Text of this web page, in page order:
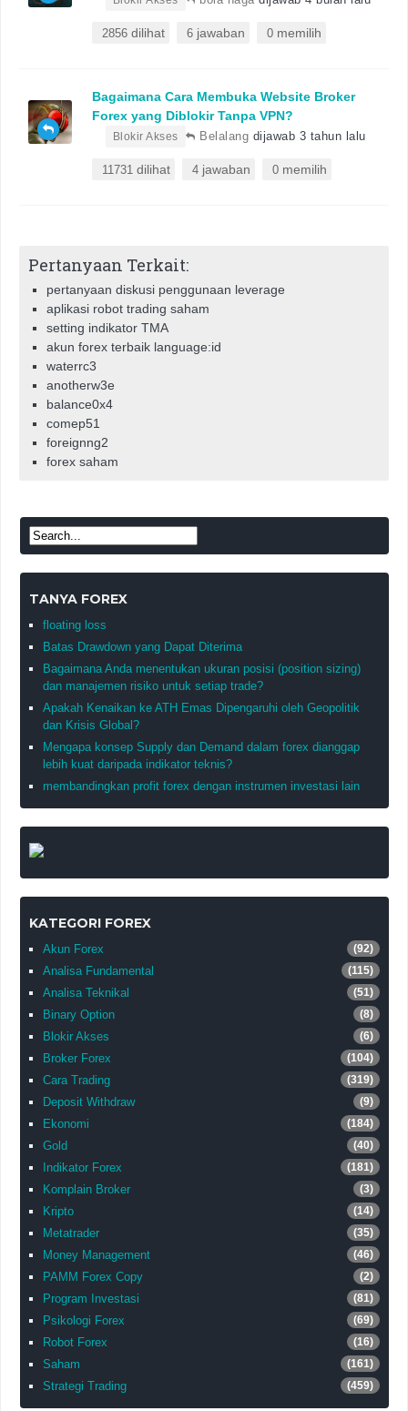
2856 dilihat 6 jawaban 0 memilih
Bagaimana Cara Membuka Website Broker
Forex yang Diblokir Tanpa VPN?
Belalang dijawab 3 tahun lalu
Blokir Akses
11731 dilihat 4 jawaban 0 memilih
Pertanyaan Terkait:
pertanyaan diskusi penggunaan leverage
aplikasi robot trading saham
setting indikator TMA
akun forex terbaik language:id
waterrc3
anotherw3e
balance0x4
comep51
foreignng2
forex saham
TANYA FOREX
floating loss
Batas Drawdown yang Dapat Diterima
Bagaimana Anda menentukan ukuran posisi (position sizing)
dan manajemen risiko untuk setiap trade?
Apakah Kenaikan ke ATH Emas Dipengaruhi oleh Geopolitik
dan Krisis Global?
Mengapa konsep Supply dan Demand dalam forex dianggap
lebih kuat daripada indikator teknis?
membandingkan profit forex dengan instrumen investasi lain
KATEGORI FOREX
Akun Forex (92)
Analisa Fundamental (115)
Analisa Teknikal (51)
Binary Option (8)
Blokir Akses (6)
Broker Forex (104)
Cara Trading (319)
Deposit Withdraw (9)
Ekonomi (184)
Gold (40)
Indikator Forex (181)
Komplain Broker (3)
Kripto (14)
Metatrader (35)
Money Management (46)
PAMM Forex Copy (2)
Program Investasi (81)
Psikologi Forex (69)
Robot Forex (16)
Saham (161)
Strategi Trading (459)